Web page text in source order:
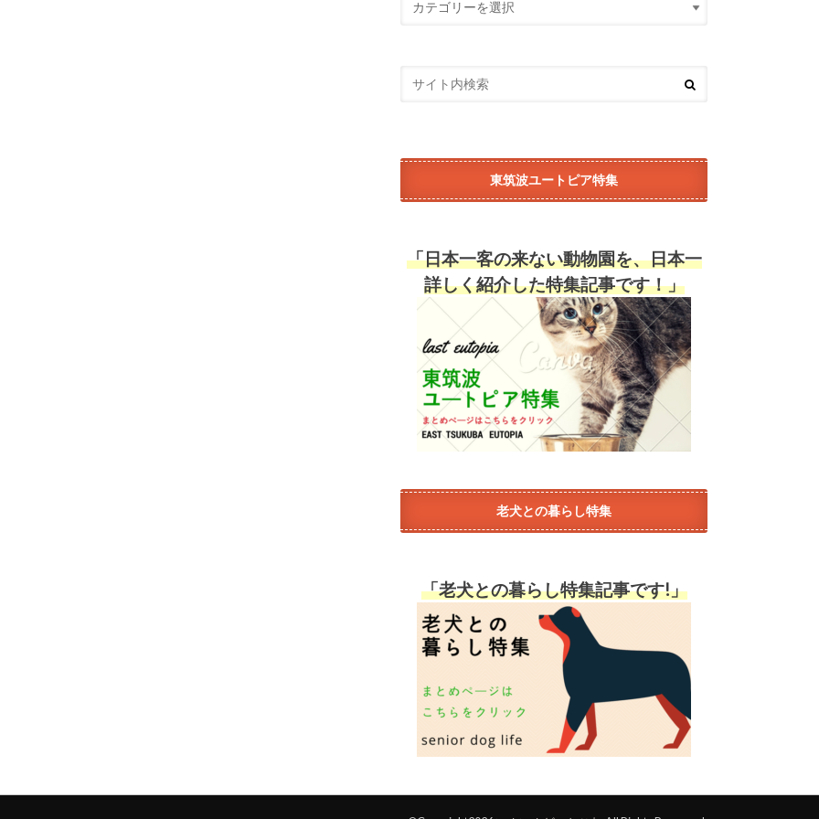
東筑波ユートピア特集
「日本一客の来ない動物園を、日本一
詳しく紹介した特集記事です！」
老犬との暮らし特集
「老犬との暮らし特集記事です!」